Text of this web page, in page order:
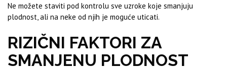
Ne možete staviti pod kontrolu sve uzroke koje smanjuju
plodnost, ali na neke od njih je moguće uticati.
RIZIČNI FAKTORI ZA
SMANJENU PLODNOST